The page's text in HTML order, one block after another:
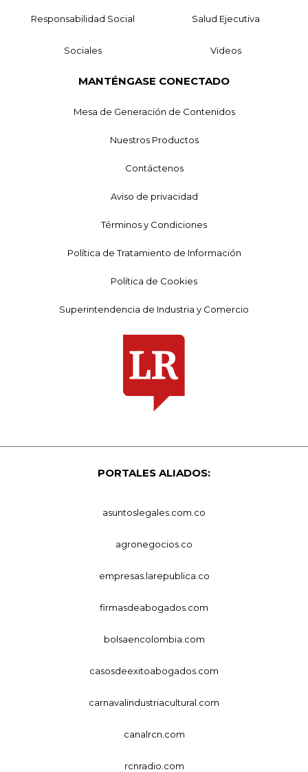
Responsabilidad Social Salud Ejecutiva
Sociales Videos
MANTÉNGASE CONECTADO
Mesa de Generación de Contenidos
Nuestros Productos
Contáctenos
Aviso de privacidad
Términos y Condiciones
Política de Tratamiento de Información
Política de Cookies
Superintendencia de Industria y Comercio
PORTALES ALIADOS:
asuntoslegales.com.co
agronegocios.co
empresas.larepublica.co
firmasdeabogados.com
bolsaencolombia.com
casosdeexitoabogados.com
carnavalindustriacultural.com
canalrcn.com
rcnradio.com